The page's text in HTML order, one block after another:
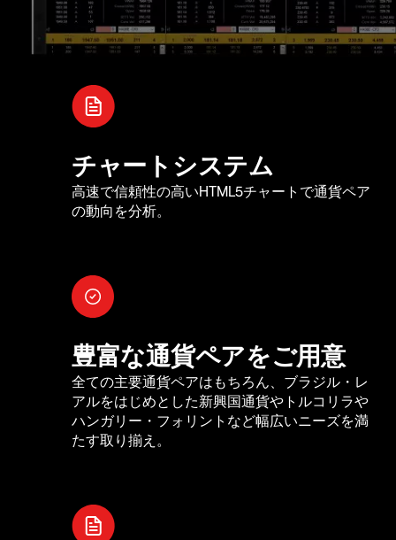
チャートシステム
高速で信頼性の高いHTML5チャートで通貨ペア
の動向を分析。
豊富な通貨ペアをご用意
全ての主要通貨ペアはもちろん、ブラジル・レ
アルをはじめとした新興国通貨やトルコリラや
ハンガリー・フォリントなど幅広いニーズを満
たす取り揃え。